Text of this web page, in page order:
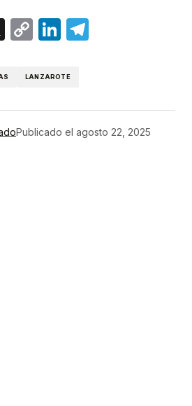
X
CopyLinkedIn
LANZAROTE
Publicado el agosto 22, 2025